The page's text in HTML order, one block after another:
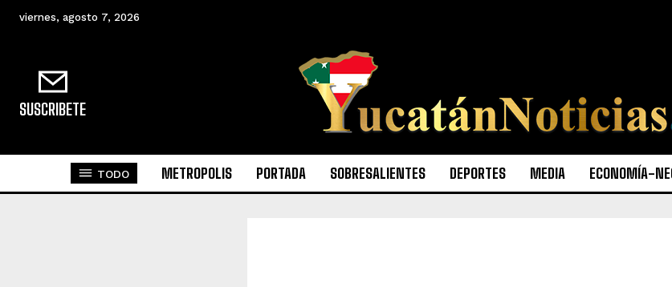
viernes, agosto 7, 2026
SUSCRIBETE
TODO METROPOLIS PORTADA SOBRESALIENTES DEPORTES MEDIA ECONOMÍA-